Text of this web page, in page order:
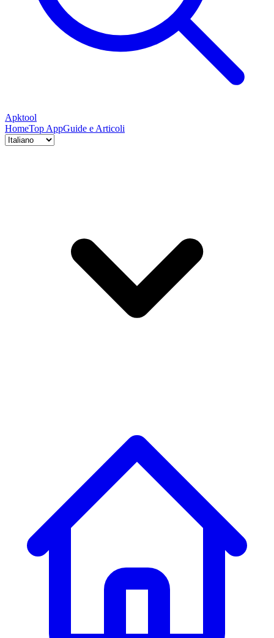
Apktool
HomeTop AppGuide e Articoli